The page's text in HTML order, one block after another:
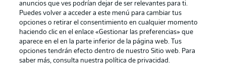
Canales Trabajos
Jugadores Condiciones de uso
Sello Editorial Contacto
anuncios que ves podrían dejar de ser relevantes para ti.
Puedes volver a acceder a este menú para cambiar tus
opciones o retirar el consentimiento en cualquier momento
haciendo clic en el enlace «Gestionar las preferencias» que
aparece en el en la parte inferior de la página web. Tus
opciones tendrán efecto dentro de nuestro Sitio web. Para
saber más, consulta nuestra política de privacidad.